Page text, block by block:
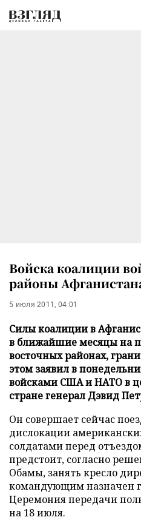
Войска коалиции
районы
5 июля 2011, 04:01
Силы коалиции в
в ближайшие месяцы на
восточных районах,
этом заявил в
войсками США и НАТО в
стране генерал Дэвид
Он совершает сейчас
дислокации
солдатами перед
предстоит, согласно
Обамы, занять кресло
командующим назначен
Церемония передачи
на 18 июля.